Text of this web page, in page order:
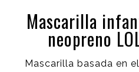
Mascarilla
neopreno
Mascarilla basada en